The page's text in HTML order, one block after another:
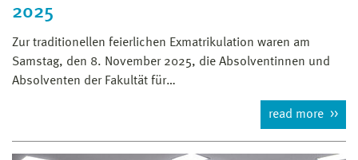
2025
Zur traditionellen feierlichen Exmatrikulation waren am
Samstag, den 8. November 2025, die Absolventinnen und
Absolventen der Fakultät für…
read more